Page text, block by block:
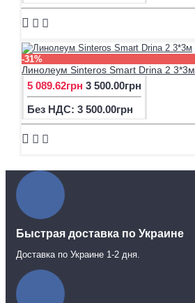
-31%
Линолеум Sinteros Smart Drina 2 3*3м
5 089.62грн 3 500.00грн
Без НДС: 3 500.00грн
Быстрая доставка по Украине
Доставка по Украине 1-2 дня.